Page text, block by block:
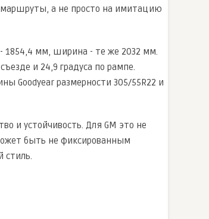
а не просто на имитацию
- 1854,4 мм, ширина - те же 2032 мм.
и 24,9 градуса по рампе.
Goodyear размерности 305/55R22 и
и устойчивость. Для GM это не
быть не фиксированным
стиль.